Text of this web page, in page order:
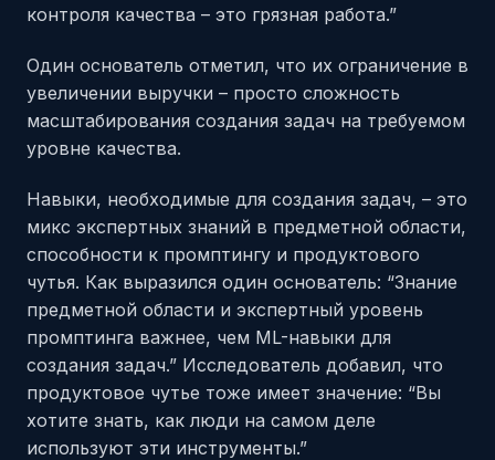
контроля качества – это грязная работа.”
Один основатель отметил, что их ограничение в
увеличении выручки – просто сложность
масштабирования создания задач на требуемом
уровне качества.
Навыки, необходимые для создания задач, – это
микс экспертных знаний в предметной области,
способности к промптингу и продуктового
чутья. Как выразился один основатель: “Знание
предметной области и экспертный уровень
промптинга важнее, чем ML-навыки для
создания задач.” Исследователь добавил, что
продуктовое чутье тоже имеет значение: “Вы
хотите знать, как люди на самом деле
используют эти инструменты.”